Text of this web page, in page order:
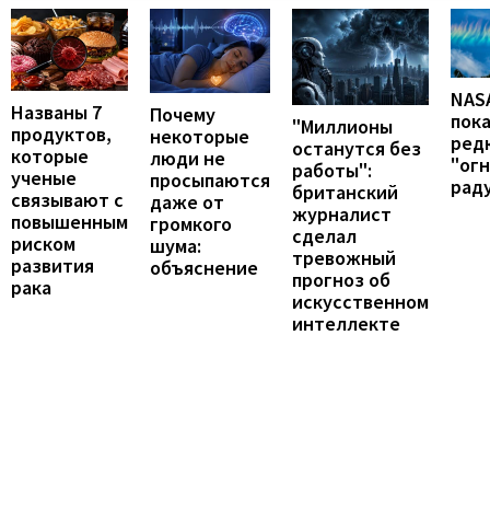
Названы 7
продуктов,
которые
ученые
связывают с
повышенным
риском
развития
рака
Почему
некоторые
люди не
просыпаются
даже от
громкого
шума:
объяснение
"Миллионы
останутся без
работы":
британский
журналист
сделал
тревожный
прогноз об
искусственном
интеллекте